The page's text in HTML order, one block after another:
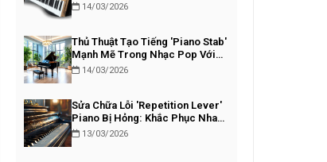
Thiết14/03/2026
Thủ Thuật Tạo Tiếng 'Piano Stab'
Mạnh Mẽ Trong Nhạc Pop Với
VST14/03/2026
Sửa Chữa Lỗi 'Repetition Lever'
Piano Bị Hỏng: Khắc Phục Nhanh
Chóng
13/03/2026